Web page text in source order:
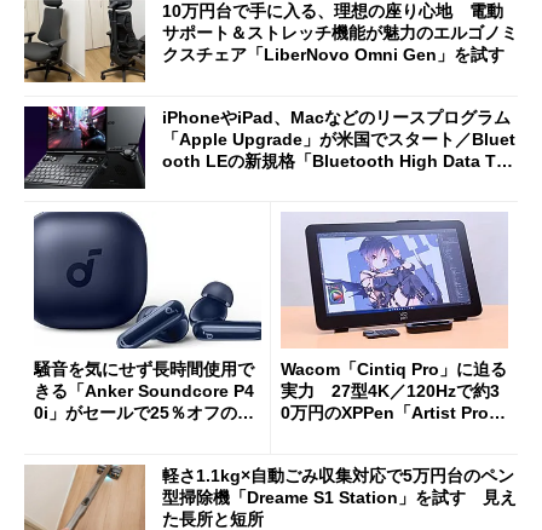
10万円台で手に入る、理想の座り心地 電動
サポート＆ストレッチ機能が魅力のエルゴノミ
クスチェア「LiberNovo Omni Gen」を試す
iPhoneやiPad、Macなどのリースプログラム
「Apple Upgrade」が米国でスタート／Bluet
ooth LEの新規格「Bluetooth High Data Thr
騒音を気にせず長時間使用で
きる「Anker Soundcore P4
0i」がセールで25％オフの59
Wacom「Cintiq Pro」に迫る
実力 27型4K／120Hzで約3
0万円のXPPen「Artist Pro 2
軽さ1.1kg×自動ごみ収集対応で5万円台のペン
型掃除機「Dreame S1 Station」を試す 見え
た長所と短所